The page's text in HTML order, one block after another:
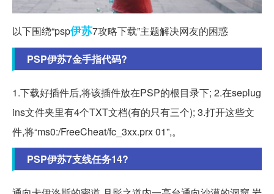
以下围绕“psp伊苏7攻略下载”主题解决网友的困惑
PSP伊苏7金手指代码?
1.下载好插件后,将该插件放在PSP的根目录下; 2.在seplug
ins文件夹里有4个TXT文档(有的只有三个); 3.打开这些文
件,将“ms0:/FreeCheat/fc_3xx.prx 01”,。
PSP伊苏7支线任务14?